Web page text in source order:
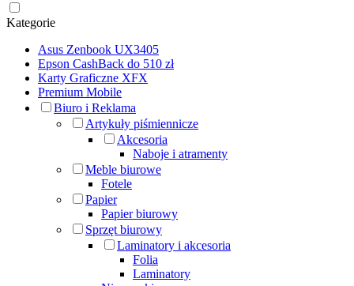
Kategorie
Asus Zenbook UX3405
Epson CashBack do 510 zł
Karty Graficzne XFX
Premium Mobile
Biuro i Reklama
Artykuły piśmiennicze
Akcesoria
Naboje i atramenty
Meble biurowe
Fotele
Papier
Papier biurowy
Sprzęt biurowy
Laminatory i akcesoria
Folia
Laminatory